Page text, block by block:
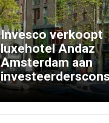
Invesco verkoopt
luxehotel Andaz
Amsterdam aan